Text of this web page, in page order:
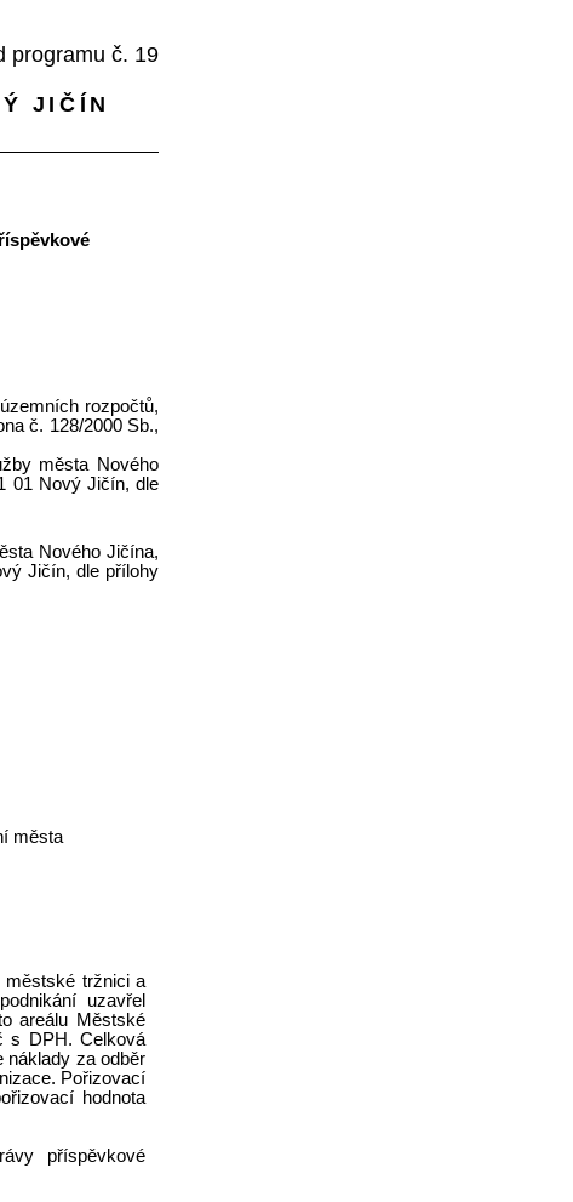
programu č. 19
JIČÍN
rozpočtů,
č. 128/2000 Sb.,
města Nového
01 Nový Jičín, dle
Nového Jičína,
Jičín, dle přílohy
města
městské tržnici a
uzavřel
areálu Městské
s DPH. Celková
náklady za odběr
Pořizovací
hodnota
příspěvkové